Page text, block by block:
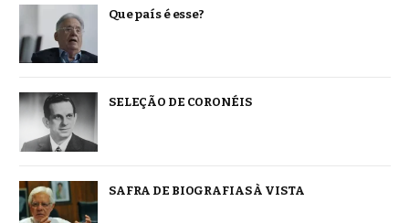
Que país é esse?
SELEÇÃO DE CORONÉIS
SAFRA DE BIOGRAFIAS À VISTA